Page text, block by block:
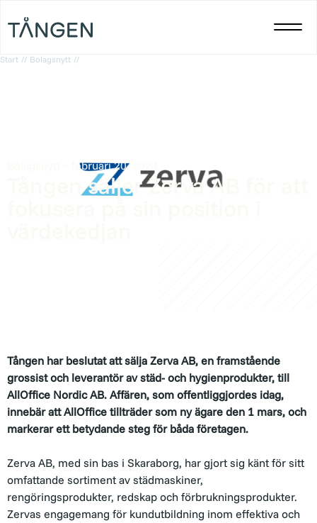
Start // Bolagsnytt //
februari 20, 2024
Tången säljer Zerva AB för att
Tången har beslutat att sälja Zerva AB, en framstående
grossist och leverantör av städ- och hygienprodukter, till
AllOffice Nordic AB. Affären, som offentliggjordes idag,
innebär att AllOffice tillträder som ny ägare den 1 mars, och
markerar ett betydande steg för båda företagen.
Zerva AB, med sin bas i Skaraborg, har gjort sig känt för sitt
omfattande sortiment av städmaskiner,
rengöringsprodukter, redskap och förbrukningsprodukter.
Zervas engagemang för kundutbildning inom effektiva och